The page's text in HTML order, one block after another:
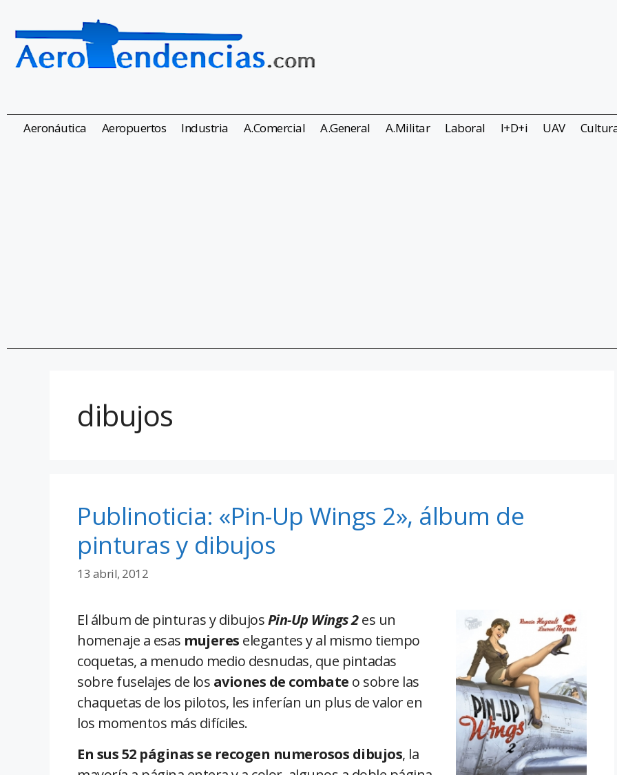
Aeronáutica Aeropuertos Industria A.Comercial A.General A.Militar Laboral I+D+i UAV
dibujos
Publinoticia: «Pin-Up Wings 2», álbum de
pinturas y dibujos
13 abril, 2012
El álbum de pinturas y dibujosPin-Up Wings 2es un
homenaje a esas mujeres elegantes y al mismo tiempo
coquetas, a menudo medio desnudas, que pintadas
sobre fuselajes de los aviones de combate o sobre las
chaquetas de los pilotos, les inferían un plus de valor en
los momentos más difíciles.
En sus 52 páginas se recogen numerosos dibujos, la